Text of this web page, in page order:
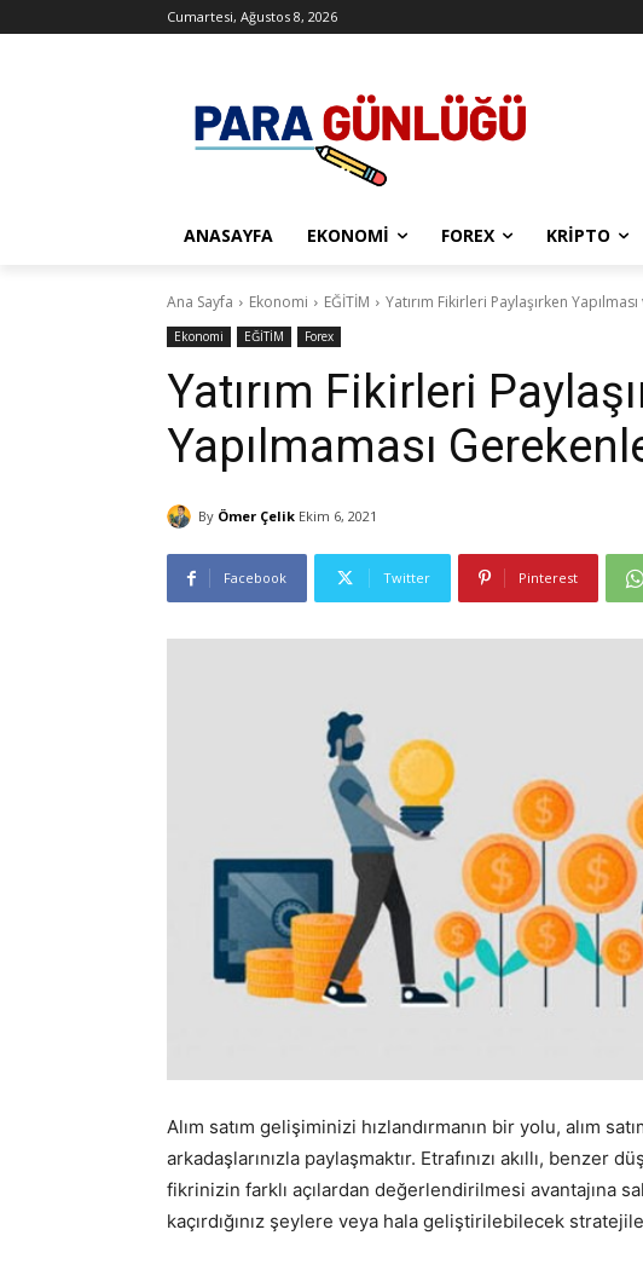
Cumartesi, Ağustos 8, 2026
ANASAYFA EKONOMI FOREX KRIPTO
Ana Sayfa Ekonomi EĞİTİM Yatırım Fikirleri Paylaşırken
Ekonomi EĞİTİM Forex
Yatırım Fikirleri
Yapılmaması
By Ömer Çelik Ekim 6, 2021
Facebook Twitter Pinterest
Alım satım gelişiminizi hızlandırmanın bir yolu, alım
arkadaşlarınızla paylaşmaktır. Etrafınızı akıllı, benzer
fikrinizin farklı açılardan değerlendirilmesi avantajına
kaçırdığınız şeylere veya hala geliştirilebilecek